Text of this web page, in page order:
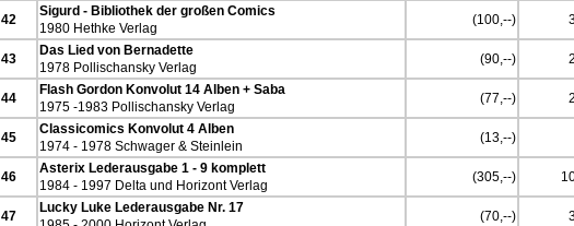
42
Sigurd - Bibliothek der großen Comics
1980 Hethke Verlag
(100,--)
43
Das Lied von Bernadette
1978 Pollischansky Verlag
(90,--)
44
Flash Gordon Konvolut 14 Alben + Saba
1975 -1983 Pollischansky Verlag
(77,--)
45
Classicomics Konvolut 4 Alben
1974 - 1978 Schwager & Steinlein
(13,--)
46
Asterix Lederausgabe 1 - 9 komplett
1984 - 1997 Delta und Horizont Verlag
(305,--)
47
Lucky Luke Lederausgabe Nr. 17
(70,--)